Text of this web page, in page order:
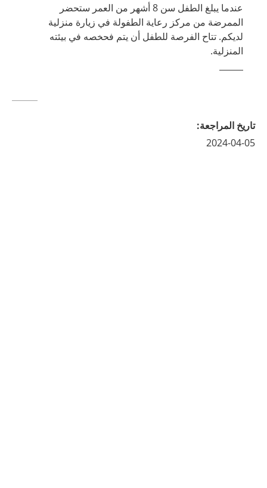
عندما يبلغ الطفل سن 8 أشهر من العمر ستحضر
الممرضة من مركز رعاية الطفولة في زيارة منزلية
لديكم. تتاح الفرصة للطفل أن يتم فحخصه في بيئته
المنزلية.
تاريخ المراجعة:
2024-04-05